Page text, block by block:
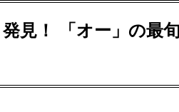
見！ 「オー」の最